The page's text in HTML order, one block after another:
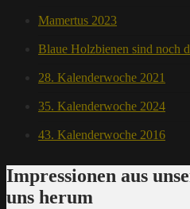
Mamertus 2023
Blaue Holzbienen sind noch
28. Kalenderwoche 2021
35. Kalenderwoche 2024
43. Kalenderwoche 2016
Impressionen aus
uns herum